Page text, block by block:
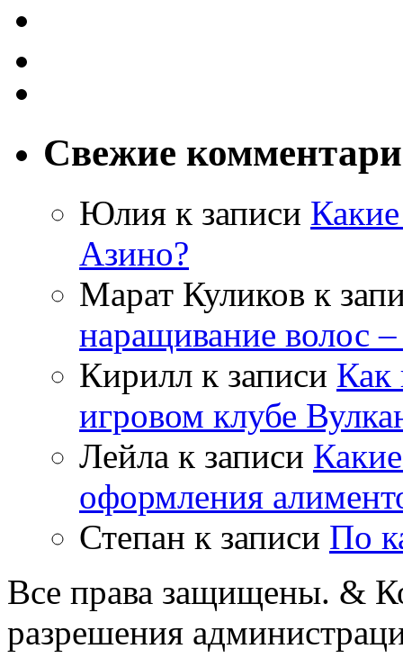
Свежие
Юлия к записи
Азино?
Марат Куликов к
наращивание волос
Кирилл к записи Как
игровом клубе
Лейла к записи
оформления
Степан к записи По
Все права защищены. &
разрешения